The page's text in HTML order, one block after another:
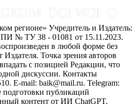
регионе» Учредитель и Издатель:
№ ТУ 38 - 01081 от 15.11.2023.
в любой форме без
Точка зрения авторов
с позицией Редакции, что
дискуссии. Контакты
E-mail: baik@mail.ru. Telegram:
подготовки публикаций
контент от ИИ ChatGPT.